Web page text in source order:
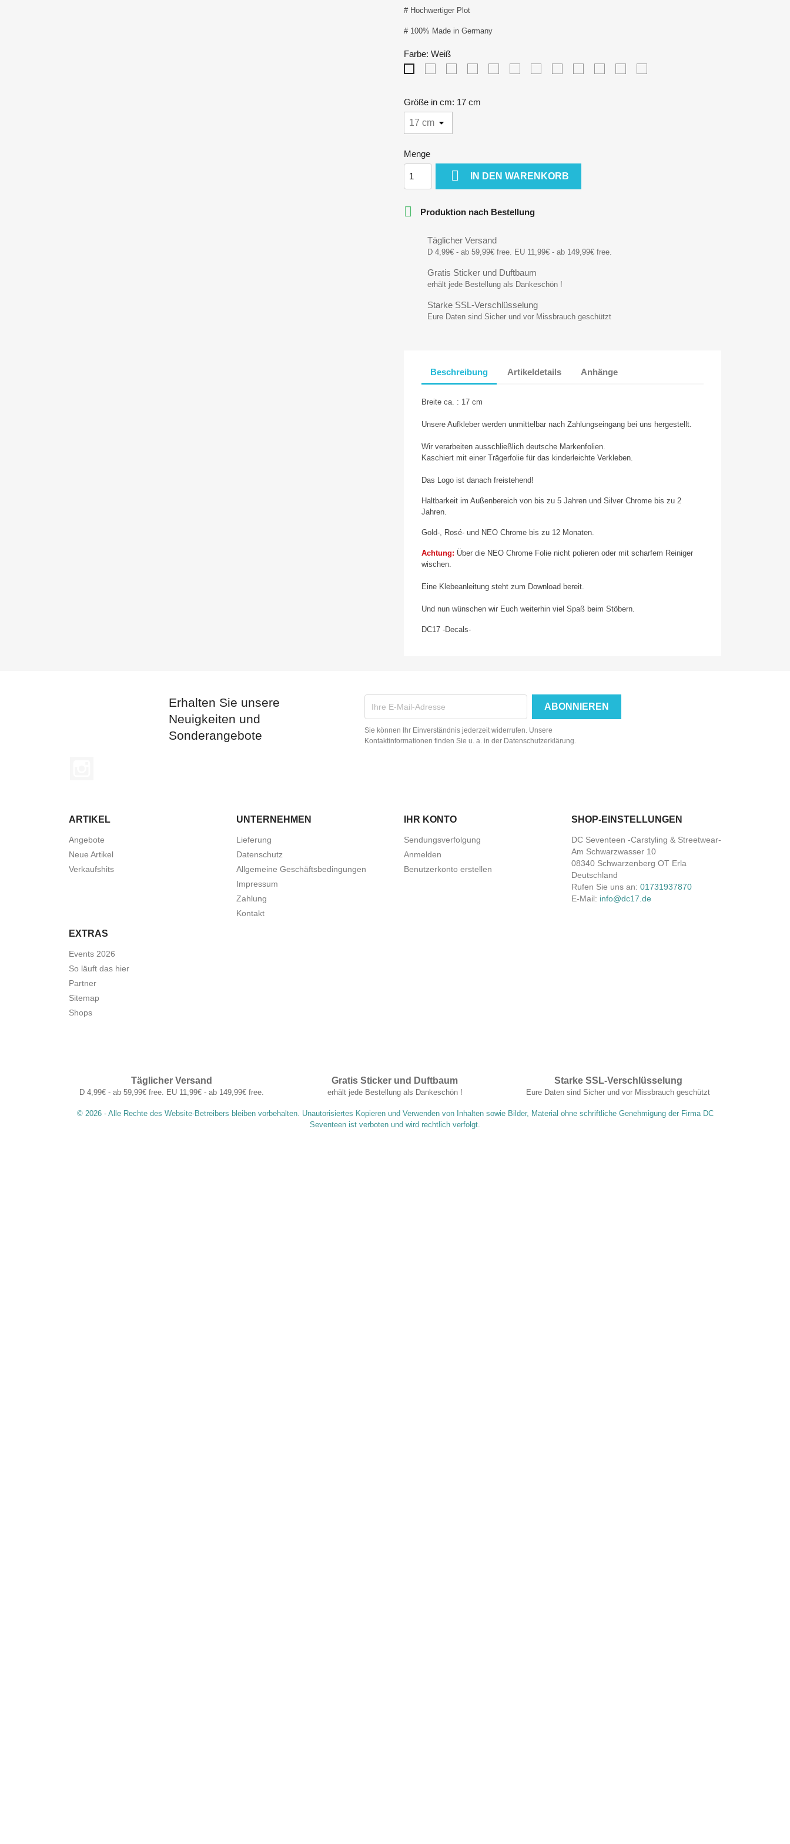
# Hochwertiger Plot
# 100% Made in Germany
Farbe: Weiß
Größe in cm: 17 cm
Menge
 IN DEN WARENKORB
 Produktion nach Bestellung
Täglicher Versand
D 4,99€ - ab 59,99€ free. EU 11,99€ - ab 149,99€ free.
Gratis Sticker und Duftbaum
erhält jede Bestellung als Dankeschön !
Starke SSL-Verschlüsselung
Eure Daten sind Sicher und vor Missbrauch geschützt
Beschreibung Artikeldetails Anhänge
Breite ca. : 17 cm
Unsere Aufkleber werden unmittelbar nach Zahlungseingang bei uns hergestellt.
Wir verarbeiten ausschließlich deutsche Markenfolien.
Kaschiert mit einer Trägerfolie für das kinderleichte Verkleben.
Das Logo ist danach freistehend!
Haltbarkeit im Außenbereich von bis zu 5 Jahren und Silver Chrome bis zu 2
Jahren.
Gold-, Rosé- und NEO Chrome bis zu 12 Monaten.
Achtung: Über die NEO Chrome Folie nicht polieren oder mit scharfem Reiniger
wischen.
Eine Klebeanleitung steht zum Download bereit.
Und nun wünschen wir Euch weiterhin viel Spaß beim Stöbern.
DC17 -Decals-
Erhalten Sie unsere
Neuigkeiten und
Sonderangebote
Sie können Ihr Einverständnis jederzeit widerrufen. Unsere
Kontaktinformationen finden Sie u. a. in der Datenschutzerklärung.
ARTIKEL
Angebote
Neue Artikel
Verkaufshits
UNTERNEHMEN
Lieferung
Datenschutz
Allgemeine Geschäftsbedingungen
Impressum
Zahlung
Kontakt
EXTRAS
Events 2026
So läuft das hier
Partner
Sitemap
Shops
IHR KONTO
Sendungsverfolgung
Anmelden
Benutzerkonto erstellen
SHOP-EINSTELLUNGEN
DC Seventeen -Carstyling & Streetwear-
Am Schwarzwasser 10
08340 Schwarzenberg OT Erla
Deutschland
Rufen Sie uns an: 01731937870
E-Mail: info@dc17.de
Täglicher Versand
D 4,99€ - ab 59,99€ free. EU 11,99€ - ab 149,99€ free.
Gratis Sticker und Duftbaum
erhält jede Bestellung als Dankeschön !
Starke SSL-Verschlüsselung
Eure Daten sind Sicher und vor Missbrauch geschützt
© 2026 - Alle Rechte des Website-Betreibers bleiben vorbehalten. Unautorisiertes Kopieren und Verwenden von Inhalten sowie Bilder, Material ohne schriftliche Genehmigung der Firma DC
Seventeen ist verboten und wird rechtlich verfolgt.